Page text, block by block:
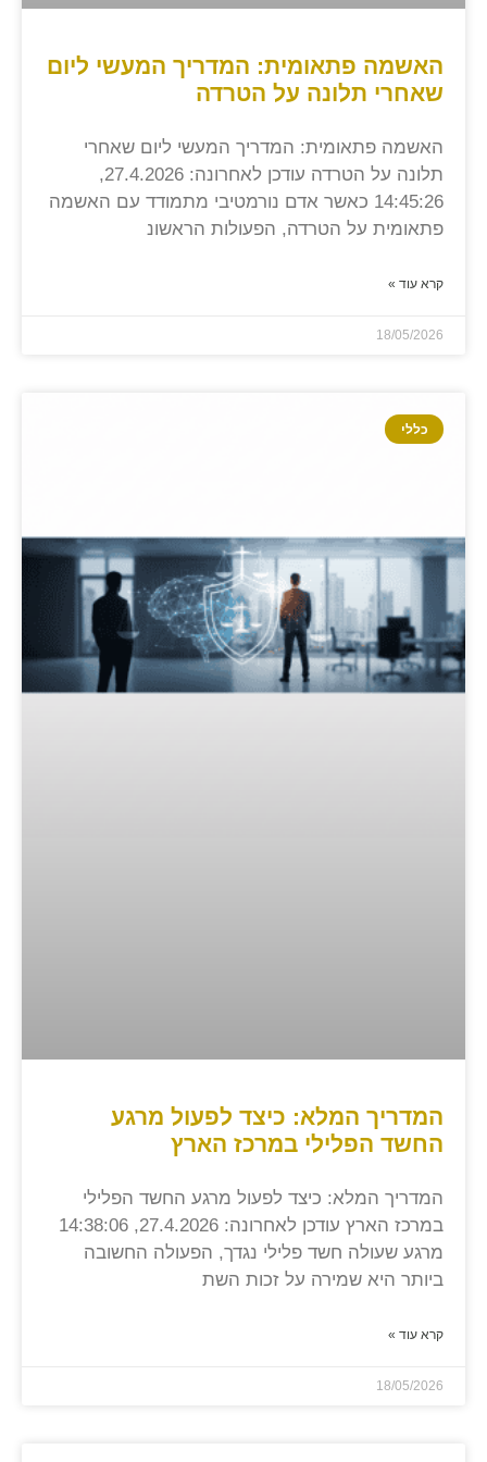
האשמה פתאומית: המדריך המעשי ליום
שאחרי תלונה על הטרדה
האשמה פתאומית: המדריך המעשי ליום שאחרי
תלונה על הטרדה עודכן לאחרונה: 27.4.2026,
14:45:26 כאשר אדם נורמטיבי מתמודד עם האשמה
פתאומית על הטרדה, הפעולות הראשונ
קרא עוד »
18/05/2026
כללי
המדריך המלא: כיצד לפעול מרגע
החשד הפלילי במרכז הארץ
המדריך המלא: כיצד לפעול מרגע החשד הפלילי
במרכז הארץ עודכן לאחרונה: 27.4.2026, 14:38:06
מרגע שעולה חשד פלילי נגדך, הפעולה החשובה
ביותר היא שמירה על זכות השת
קרא עוד »
18/05/2026